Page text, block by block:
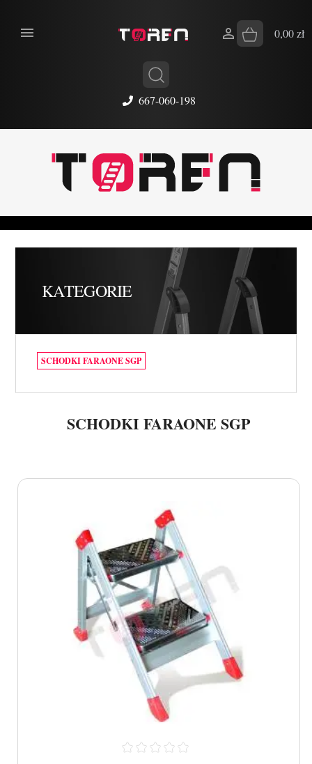
667-060-198
 0,00 zł

KATEGORIE
SCHODKI FARAONE SGP
SCHODKI FARAONE SGP